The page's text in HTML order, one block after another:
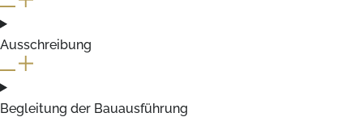
Ausschreibung
Begleitung der Bauausführung